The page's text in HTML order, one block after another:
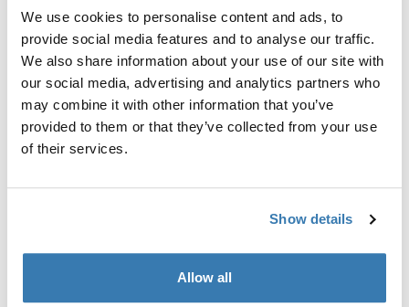
We use cookies to personalise content and ads, to
provide social media features and to analyse our traffic.
We also share information about your use of our site with
our social media, advertising and analytics partners who
may combine it with other information that you’ve
provided to them or that they’ve collected from your use
of their services.
Show details
Allow all
Niezawodna ochrona przed słońcem i
deszczem
Wykonane z wysokiej jakości, oddychających,
niezawodne schronienie przed słońcem, deszczem i